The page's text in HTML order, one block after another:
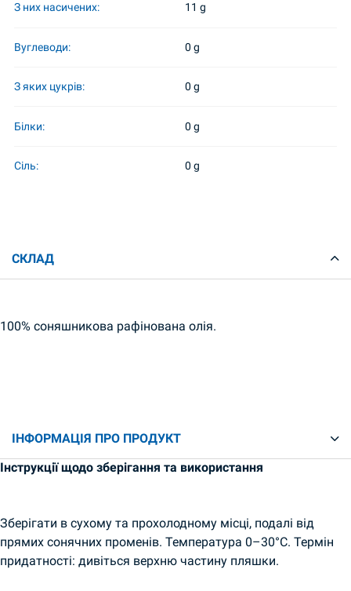
З них насичених: 11 g
Вуглеводи: 0 g
З яких цукрів: 0 g
Білки: 0 g
Сіль: 0 g
СКЛАД
100% соняшникова рафінована олія.
ІНФОРМАЦІЯ ПРО ПРОДУКТ
Інструкції щодо зберігання та використання
Зберігати в сухому та прохолодному місці, подалі від
прямих сонячних променів. Температура 0–30°C. Термін
придатності: дивіться верхню частину пляшки.